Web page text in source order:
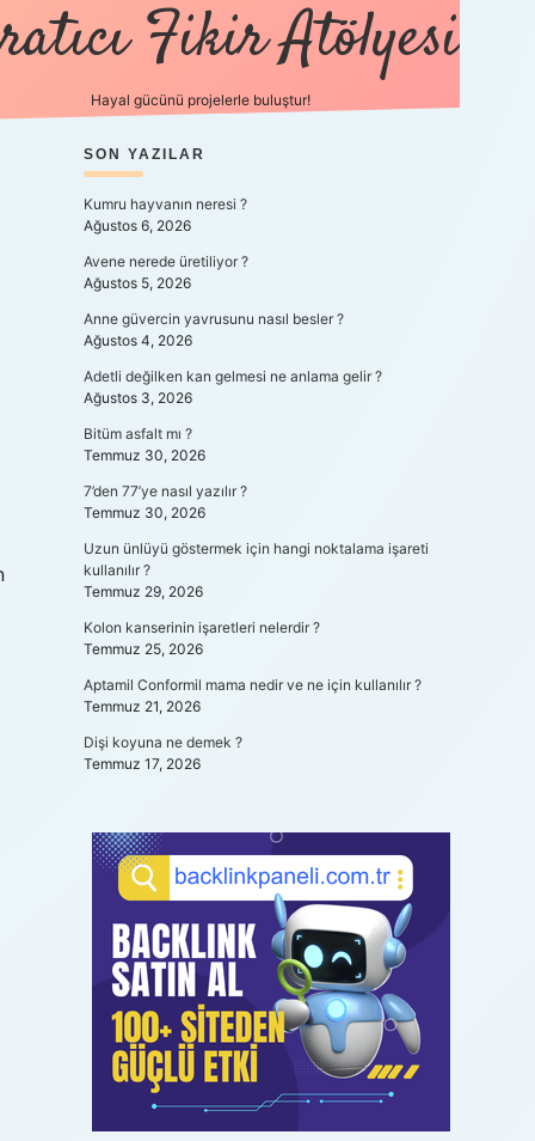
Fikir Atölyesi
Hayal gücünü projelerle buluştur!
SIDEBAR
SON YAZILAR
Kumru hayvanın neresi ?
Ağustos 6, 2026
Avene nerede üretiliyor ?
Ağustos 5, 2026
Anne güvercin yavrusunu nasıl besler ?
Ağustos 4, 2026
Adetli değilken kan gelmesi ne anlama gelir ?
Ağustos 3, 2026
Bitüm asfalt mı ?
Temmuz 30, 2026
7’den 77’ye nasıl yazılır ?
Temmuz 30, 2026
Uzun ünlüyü göstermek için hangi noktalama işareti
kullanılır ?
Temmuz 29, 2026
Kolon kanserinin işaretleri nelerdir ?
Temmuz 25, 2026
Aptamil Conformil mama nedir ve ne için kullanılır ?
Temmuz 21, 2026
Dişi koyuna ne demek ?
Temmuz 17, 2026